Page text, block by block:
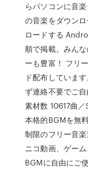
らパソコンに音
の音楽をダウン
ロードする
順で掲載。みん
ーも豊富！ フリ
ド配布していま
ず連絡不要でご
素材数 10617曲
本格的BGMを無
制限のフリー音
ニコ動画、ゲー
BGMに自由にご